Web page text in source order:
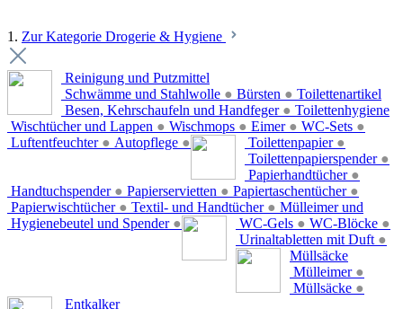
1. Zur Kategorie Drogerie & Hygiene
Reinigung und Putzmittel
Schwämme und Stahlwolle ● Bürsten ●
Besen, Kehrschaufeln und Handfeger ●
Wischtücher und Lappen ● Wischmops ● Eimer ● WC-Sets ●
Luftentfeuchter ● Autopflege ●
Toilettenartikel
Toilettenpapier ●
Toilettenpapierspender ●
Papierhandtücher ●
Handtuchspender ● Papierservietten ● Papiertaschentücher ●
Papierwischtücher ● Textil- und Handtücher ●
Hygienebeutel und Spender ●
Toilettenhygiene
WC-Gels ● WC-Blöcke ●
Urinaltabletten mit Duft ●
Mülleimer und
Müllsäcke
Mülleimer ●
Müllsäcke ●
Entkalker